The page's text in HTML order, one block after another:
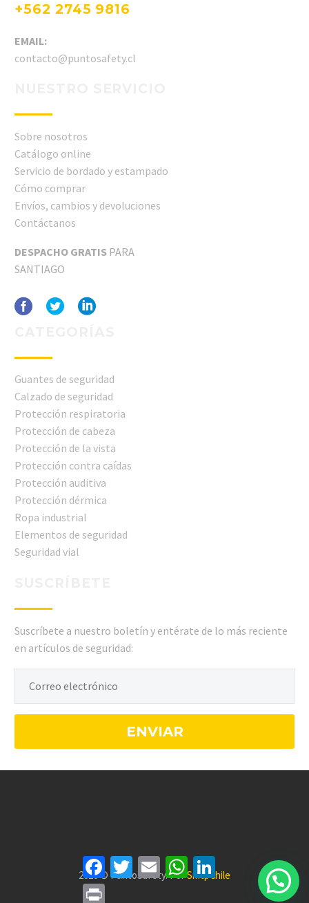
+562 2745 9816
EMAIL:
contacto@puntosafety.cl
Sobre nosotros
Catálogo online
Servicio de bordado y estampado
Cómo comprar
Envíos, cambios y devoluciones
Contáctanos
DESPACHO GRATIS PARA
SANTIAGO
Guantes de seguridad
Calzado de seguridad
Protección respiratoria
Protección de cabeza
Protección de la vista
Protección contra caídas
Protección auditiva
Protección dérmica
Ropa industrial
Elementos de seguridad
Seguridad vial
Suscríbete a nuestro boletín y entérate de lo más reciente
en artículos de seguridad:
2020 © PuntoSafety. PorSmtpChile
FacebookTwitterEmail WhatsApp